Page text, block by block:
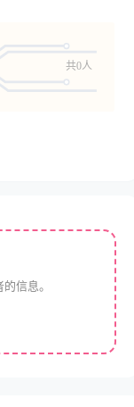
共0人
信息。